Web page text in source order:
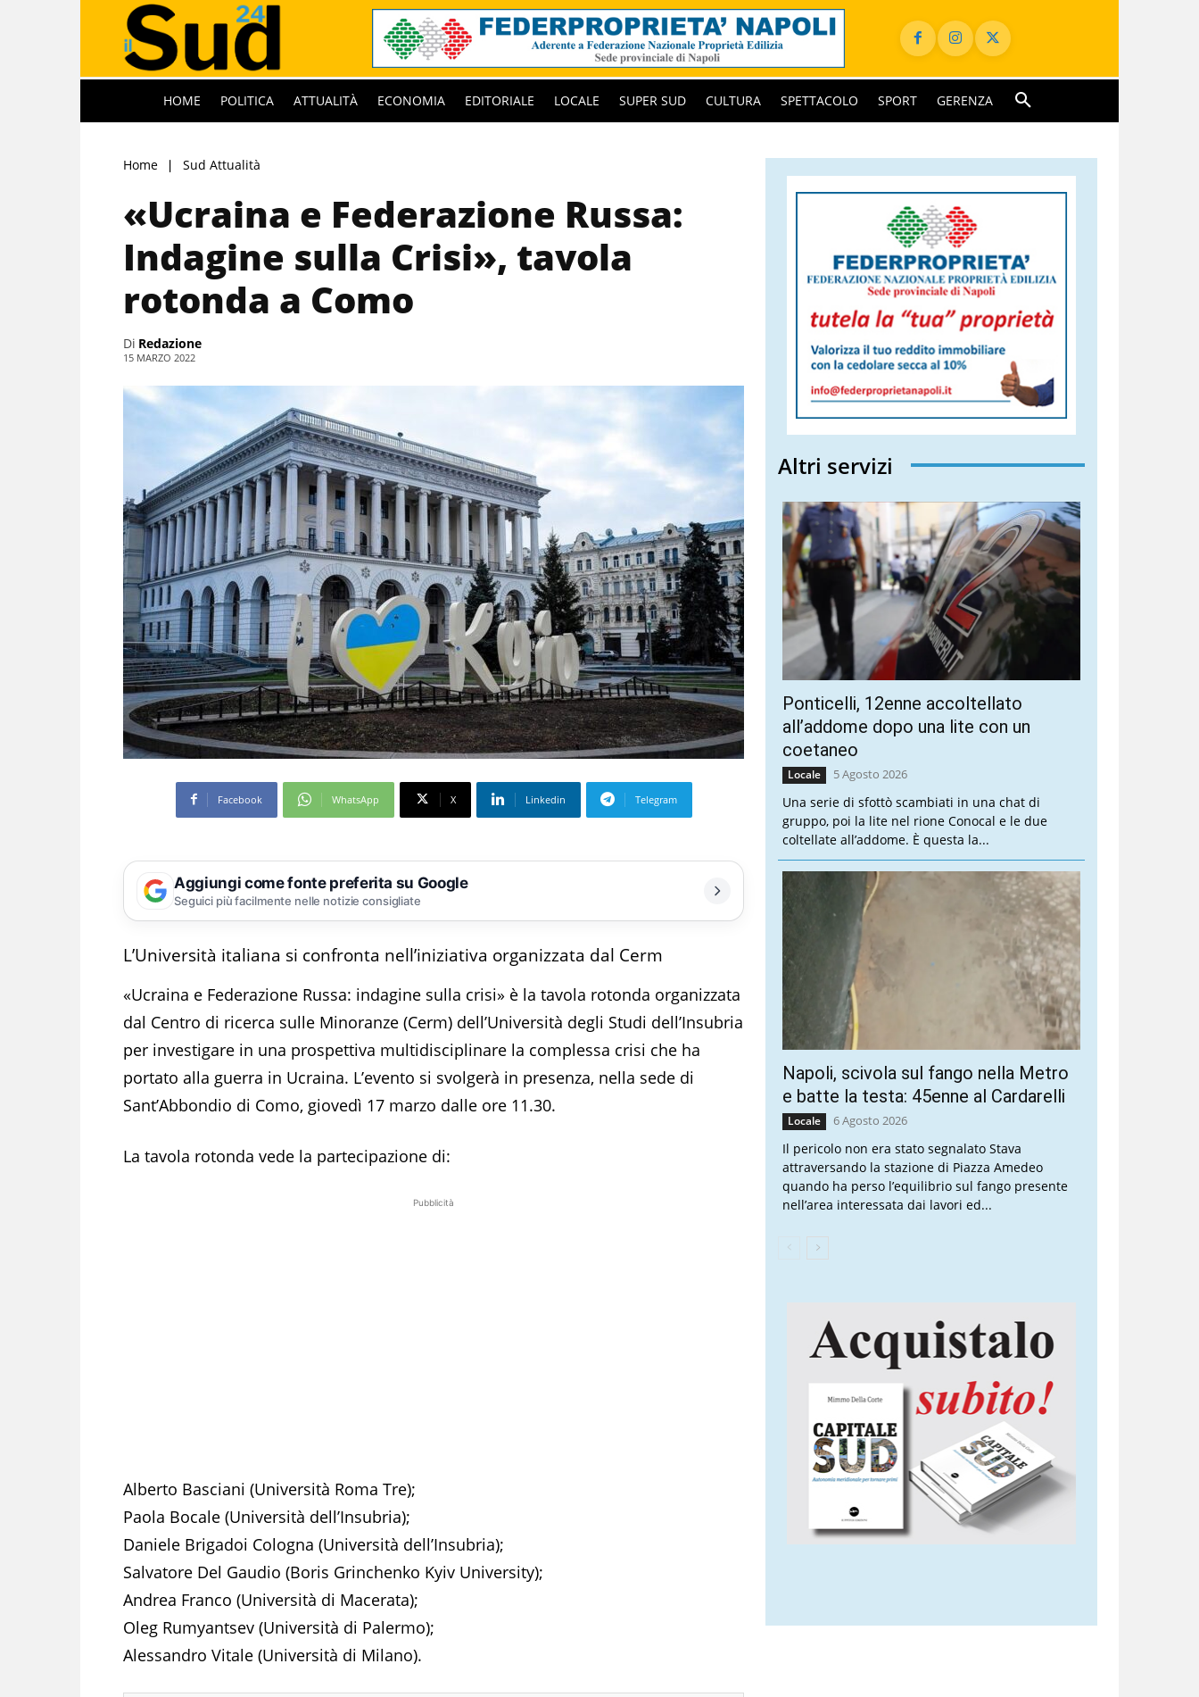
HOME POLITICA ATTUALITÀ ECONOMIA EDITORIALE LOCALE SUPER SUD CULTURA SPETTACOLO SPORT GERENZA
Home Sud Attualità
«Ucraina e Federazione Russa:
Indagine sulla Crisi», tavola
rotonda a Como
Di Redazione
15 MARZO 2022
Facebook WhatsApp X Linkedin Telegram
Aggiungi come fonte preferita su Google
Seguici più facilmente nelle notizie consigliate
L’Università italiana si confronta nell’iniziativa organizzata dal Cerm
«Ucraina e Federazione Russa: indagine sulla crisi» è la tavola rotonda organizzata
dal Centro di ricerca sulle Minoranze (Cerm) dell’Università degli Studi dell’Insubria
per investigare in una prospettiva multidisciplinare la complessa crisi che ha
portato alla guerra in Ucraina. L’evento si svolgerà in presenza, nella sede di
Sant’Abbondio di Como, giovedì 17 marzo dalle ore 11.30.
La tavola rotonda vede la partecipazione di:
Pubblicità
Alberto Basciani (Università Roma Tre);
Paola Bocale (Università dell’Insubria);
Daniele Brigadoi Cologna (Università dell’Insubria);
Salvatore Del Gaudio (Boris Grinchenko Kyiv University);
Andrea Franco (Università di Macerata);
Oleg Rumyantsev (Università di Palermo);
Alessandro Vitale (Università di Milano).
Altri servizi
Ponticelli, 12enne accoltellato
all’addome dopo una lite con un
coetaneo
Locale 5 Agosto 2026
Una serie di sfottò scambiati in una chat di
gruppo, poi la lite nel rione Conocal e le due
coltellate all’addome. È questa la...
Napoli, scivola sul fango nella Metro
e batte la testa: 45enne al Cardarelli
Locale 6 Agosto 2026
Il pericolo non era stato segnalato Stava
attraversando la stazione di Piazza Amedeo
quando ha perso l’equilibrio sul fango presente
nell’area interessata dai lavori ed...